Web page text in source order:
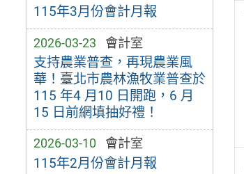
115年3月份會計月報
2026-03-23 會計室
支持農業普查，再現農業風
華！臺北市農林漁牧業普查於
115 年4 月10 日開跑，6 月
15 日前網填抽好禮！
2026-03-10 會計室
115年2月份會計月報